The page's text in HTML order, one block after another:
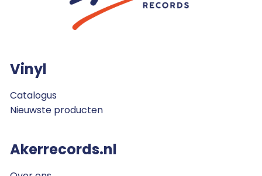
Vinyl
Catalogus
Nieuwste producten
Akerrecords.nl